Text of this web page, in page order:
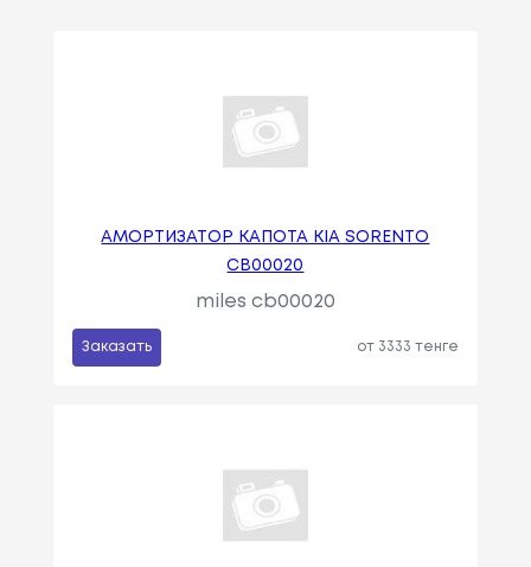
АМОРТИЗАТОР КАПОТА KIA SORENTO
CB00020
miles cb00020
Заказать от 3333 тенге